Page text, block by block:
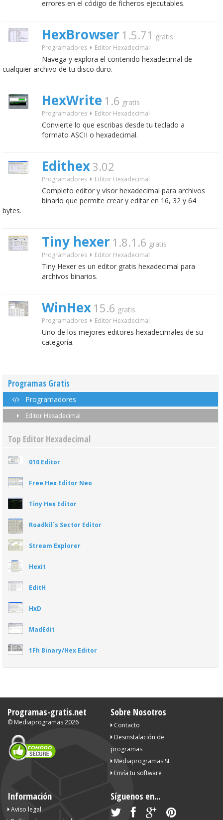
errores en el código de ficheros ejecutables.
HexBrowser 1.5.71 gratis
Programadores Editor Hexadecimal
Navega y explora el contenido hexadecimal de
cualquier archivo de tu disco duro.
HexWrite 1.6 gratis
Programadores Editor Hexadecimal
Convierte lo que escribas desde tu teclado a
formato ASCII o hexadecimal.
Edithex3.02
Programadores Editor Hexadecimal
Completo editor y visor hexadecimal para archivos
binario que permite crear y editar en 16, 32 y 64
bytes.
Tiny hexer 1.8.1.6 gratis
Programadores Editor Hexadecimal
Tiny Hexer es un editor gratis hexadecimal para
archivos binarios.
WinHex 15.6 gratis
Programadores Editor Hexadecimal
Uno de los mejores editores hexadecimales de su
categoría.
Programas Gratis
Programadores
Editor Hexadecimal
Top Editor Hexadecimal
010 Editor
Free Hex Editor Neo
Tiny Hex Editor
Roadkil´s Sector Editor
Stream Explorer
Hexit
EditH
HxD
MadEdit
1Fh Binary/Hex Editor
Programas-gratis.net
© Mediaprogramas2026
Sobre Nosotros
Contacto
Desinstalación de
programas
Mediaprogramas SL
Envía tu software
Información
Aviso legal
Síguenos en...